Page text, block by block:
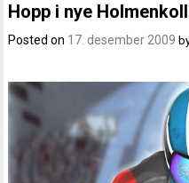
Hopp i nye
Posted on 17. desember 2009